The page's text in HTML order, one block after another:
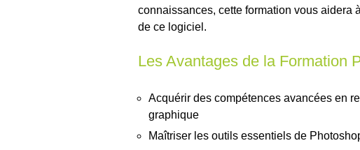
connaissances, cette formation vous aidera
de ce logiciel.
Les Avantages de la Formation
Acquérir des compétences avancées en
graphique
Maîtriser les outils essentiels de